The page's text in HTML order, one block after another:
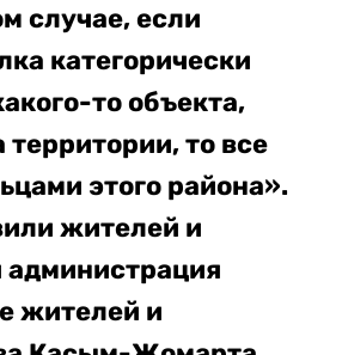
случае, если
категорически
то объекта,
то все
этого района».
жителей и
администрация
жителей и